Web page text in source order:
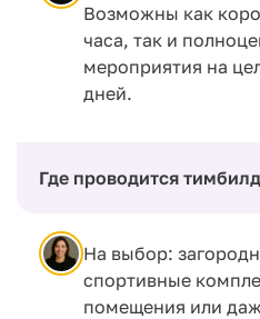
Возможны как
часа, так и
мероприятия на
дней.
Где проводится
На выбор:
спортивные
помещения или